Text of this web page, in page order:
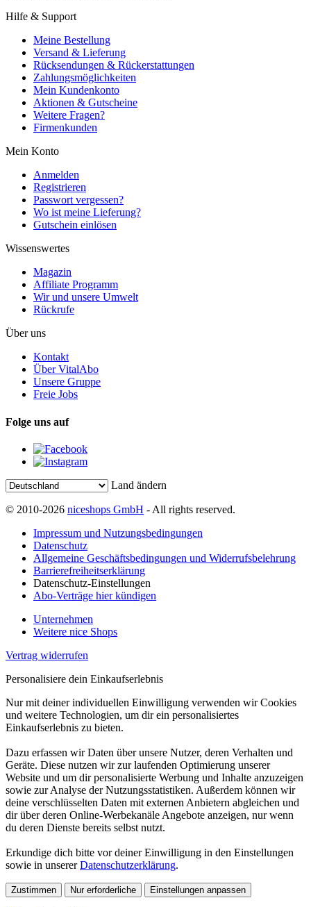
Hilfe & Support
Meine Bestellung
Versand & Lieferung
Rücksendungen & Rückerstattungen
Zahlungsmöglichkeiten
Mein Kundenkonto
Aktionen & Gutscheine
Weitere Fragen?
Firmenkunden
Mein Konto
Anmelden
Registrieren
Passwort vergessen?
Wo ist meine Lieferung?
Gutschein einlösen
Wissenswertes
Magazin
Affiliate Programm
Wir und unsere Umwelt
Rückrufe
Über uns
Kontakt
Über VitalAbo
Unsere Gruppe
Freie Jobs
Folge uns auf
Land ändern
© 2010-2026 niceshops GmbH - All rights reserved.
Impressum und Nutzungsbedingungen
Datenschutz
Allgemeine Geschäftsbedingungen und Widerrufsbelehrung
Barrierefreiheitserklärung
Datenschutz-Einstellungen
Abo-Verträge hier kündigen
Unternehmen
Weitere nice Shops
Vertrag widerrufen
Personalisiere dein Einkaufserlebnis
Nur mit deiner individuellen Einwilligung verwenden wir Cookies
und weitere Technologien, um dir ein personalisiertes
Einkaufserlebnis zu bieten.
Dazu erfassen wir Daten über unsere Nutzer, deren Verhalten und
Geräte. Diese nutzen wir zur laufenden Optimierung unserer
Website und um dir personalisierte Werbung und Inhalte anzuzeigen
sowie zur Analyse der Nutzungsstatistiken. Außerdem können wir
deine verschlüsselten Daten mit externen Anbietern abgleichen und
dir über deren Online-Werbekanäle Angebote anzeigen, nur wenn
du deren Dienste bereits selbst nutzt.
Erkundige dich bitte vor deiner Einwilligung in den Einstellungen
sowie in unsererDatenschutzerklärung.
Zustimmen Nur erforderliche Einstellungen anpassen